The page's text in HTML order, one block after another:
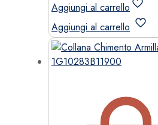
Aggiungi al carrello
Aggiungi al carrello